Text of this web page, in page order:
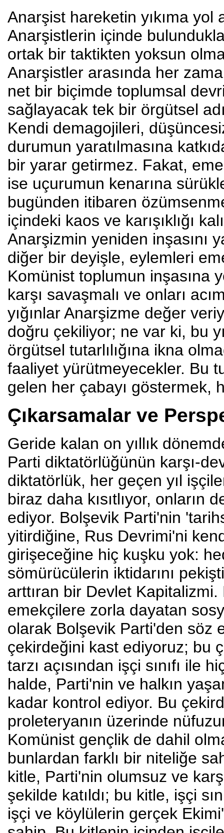
Anarşist hareketin yıkıma
Anarşistlerin içinde
ortak bir taktikten yoksun
Anarşistler arasında her
net bir biçimde toplumsal
sağlayacak tek bir örgütsel
Kendi demagojileri,
durumun yaratılmasına
bir yarar getirmez. Fakat,
ise uçurumun kenarına
bugünden itibaren
içindeki kaos ve karışıklığı
Anarşizmin yeniden inşasını
diğer bir deyişle, eylemleri
Komünist toplumun inşasına
karşı savaşmalı ve onları
yığınlar Anarşizme değer
doğru çekiliyor; ne var ki, bu
örgütsel tutarlılığına ikna
faaliyet yürütmeyecekler. Bu
gelen her çabayı göstermek,
Çıkarsamalar ve
Geride kalan on yıllık
Parti diktatörlüğünün karşı-
diktatörlük, her geçen yıl
biraz daha kısıtlıyor, onların
ediyor. Bolşevik Parti'nin
yitirdiğine, Rus Devrimi'ni
girişeceğine hiç kuşku yok:
sömürücülerin iktidarını
arttıran bir Devlet Kapitalizmi.
emekçilere zorla dayatan
olarak Bolşevik Parti'den söz
çekirdeğini kast ediyoruz; bu
tarzı açısından işçi sınıfı ile
halde, Parti'nin ve halkın
kadar kontrol ediyor. Bu
proleteryanın üzerinde
Komünist gençlik de dahil
bunlardan farklı bir niteliğe
kitle, Parti'nin olumsuz ve
şekilde katıldı; bu kitle, işçi
işçi ve köylülerin gerçek